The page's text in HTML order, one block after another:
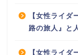
【女性ライ
路の旅人』と
【女性ライダ